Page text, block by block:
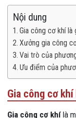
Nội dung
Gia công cơ khí là
Xưởng gia công
Vai trò của
Ưu điểm của
Gia công cơ khí
Gia công cơ khílà